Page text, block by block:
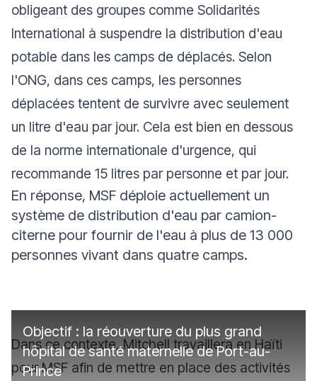
obligeant des groupes comme Solidarités
International à suspendre la distribution d'eau
potable dans les camps de déplacés. Selon
l'ONG, dans ces camps, les personnes
déplacées tentent de survivre avec seulement
un litre d'eau par jour. Cela est bien en dessous
de la norme internationale d'urgence, qui
recommande 15 litres par personne et par jour.
En réponse, MSF déploie actuellement un
système de distribution d'eau par camion-
citerne pour fournir de l'eau à plus de 13 000
personnes vivant dans quatre camps.
Objectif : la réouverture du plus grand
hôpital de santé maternelle de Port-au-
Prince
Dans ce contexte, Mitchell travaillera en Haïti
pour MSF afin de mettre en place des activités